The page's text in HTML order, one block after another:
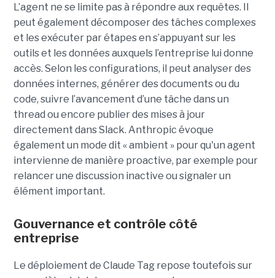
L’agent ne se limite pas à répondre aux requêtes. Il
peut également décomposer des tâches complexes
et les exécuter par étapes en s’appuyant sur les
outils et les données auxquels l’entreprise lui donne
accès. Selon les configurations, il peut analyser des
données internes, générer des documents ou du
code, suivre l’avancement d’une tâche dans un
thread ou encore publier des mises à jour
directement dans Slack. Anthropic évoque
également un mode dit « ambient » pour qu'un agent
intervienne de manière proactive, par exemple pour
relancer une discussion inactive ou signaler un
élément important.
Gouvernance et contrôle côté
entreprise
Le déploiement de Claude Tag repose toutefois sur